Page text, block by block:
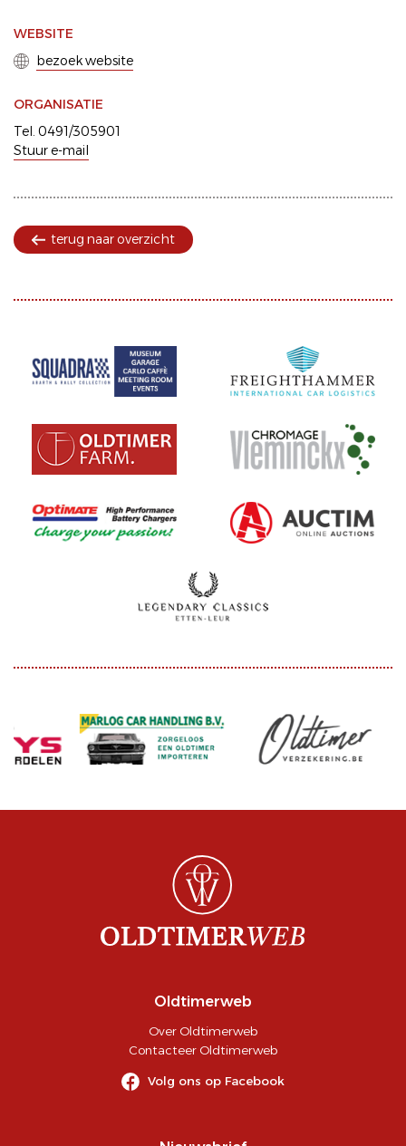
WEBSITE
bezoek website
ORGANISATIE
Tel. 0491/305901
Stuur e-mail
terug naar overzicht
Oldtimerweb
Over Oldtimerweb
Contacteer Oldtimerweb
Volg ons op Facebook